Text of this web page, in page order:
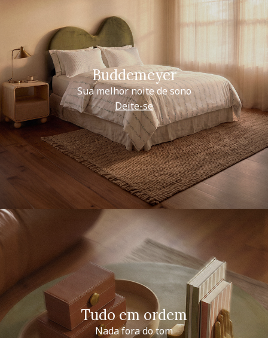
Buddemeyer
Sua melhor noite de sono
Deite-se
Tudo em ordem
Nada fora do tom